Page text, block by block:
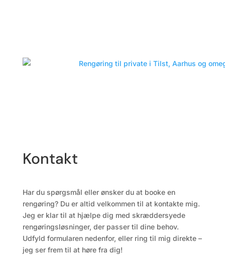
Kontakt
Har du spørgsmål eller ønsker du at booke en
rengøring? Du er altid velkommen til at kontakte mig.
Jeg er klar til at hjælpe dig med skræddersyede
rengøringsløsninger, der passer til dine behov.
Udfyld formularen nedenfor, eller ring til mig direkte –
jeg ser frem til at høre fra dig!